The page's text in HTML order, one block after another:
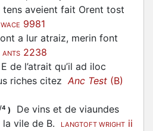
tens aveient fait Orent tost
WACE 9981
a lur atraiz, merin font
ANTS 2238
E de l’atrait qu’il ad iloc
riches citezAnc Test (B)
4 )
De vins et de viaundes
vile de B.
LANGTOFT WRIGHT ii